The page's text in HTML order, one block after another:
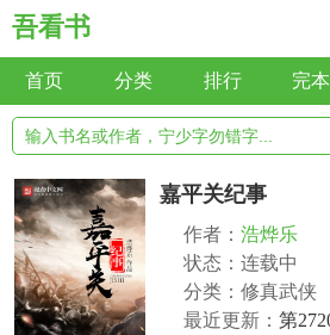
吾看书
首页 分类 排行 完本
嘉平关纪事
作者： 浩烨乐
状态：连载中
分类：修真武侠
最近更新： 第